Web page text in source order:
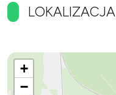
LOKALIZACJA
+
−